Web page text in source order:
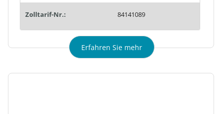
Zolltarif-Nr.: 84141089
Erfahren Sie mehr